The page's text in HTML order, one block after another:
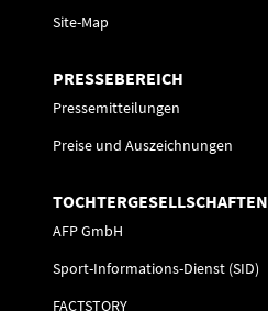
Site-Map
PRESSEBEREICH
Pressemitteilungen
Preise und Auszeichnungen
TOCHTERGESELLSCHAFTEN
AFP GmbH
Sport-Informations-Dienst (SID)
FACTSTORY